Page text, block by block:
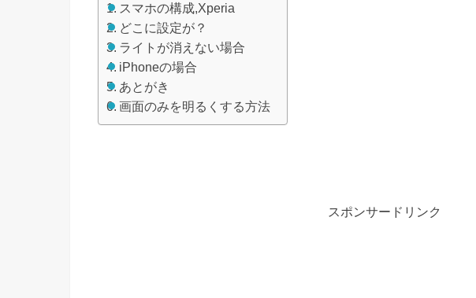
スマホの構成,Xperia
どこに設定が？
ライトが消えない場合
iPhoneの場合
あとがき
画面のみを明るくする方法
スポンサードリンク